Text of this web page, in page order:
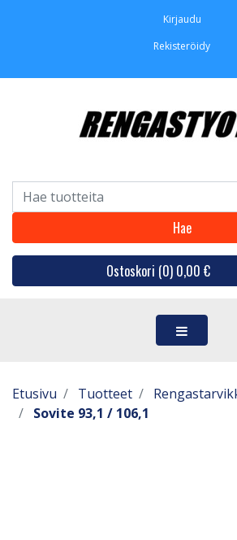
Kirjaudu
Rekisteröidy
Hae
Ostoskori (0) 0,00 €
Etusivu Tuotteet
Sovite 93,1 / 106,1